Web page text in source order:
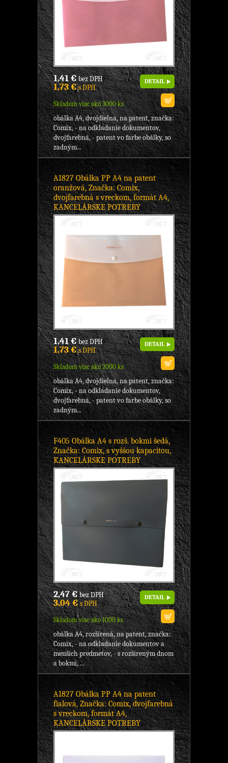
1,41 €bez DPH
1,73 €s DPH
Skladom viac ako 3000 ks
DETAIL
obálka A4, dvojdielna, na patent, značka:
Comix, - na odkladanie dokumentov,
dvojfarebná, - patent vo farbe obálky, so
zadným...
A1827 Obálka PP A4 na patent
oranžová, Značka: Comix,
dvojfarebná s vreckom, formát A4,
KANCELÁRSKE POTREBY
1,41 €bez DPH
1,73 €s DPH
Skladom viac ako 2000 ks
DETAIL
obálka A4, dvojdielna, na patent, značka:
Comix, - na odkladanie dokumentov,
dvojfarebná, - patent vo farbe obálky, so
zadným...
F405 Obálka A4 s rozš. bokmi šedá,
Značka: Comix, s vyššou kapacitou,
KANCELÁRSKE POTREBY
2,47 €bez DPH
3,04 €s DPH
Skladom viac ako 1000 ks
DETAIL
obálka A4, rozšírená, na patent, značka:
Comix, - na odkladanie dokumentov a
menších predmetov, - s rozšíreným dnom
a bokmi, ...
A1827 Obálka PP A4 na patent
fialová, Značka: Comix, dvojfarebná
s vreckom, formát A4,
KANCELÁRSKE POTREBY